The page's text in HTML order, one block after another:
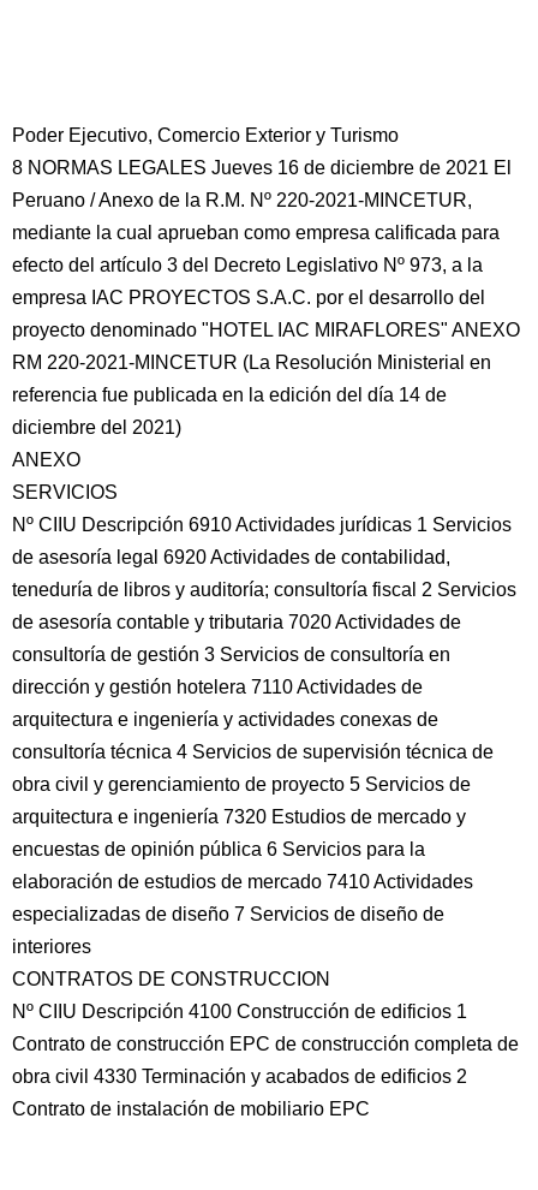
Poder Ejecutivo, Comercio Exterior y Turismo
8 NORMAS LEGALES Jueves 16 de diciembre de 2021 El
Peruano / Anexo de la R.M. Nº 220-2021-MINCETUR,
mediante la cual aprueban como empresa calificada para
efecto del artículo 3 del Decreto Legislativo Nº 973, a la
empresa IAC PROYECTOS S.A.C. por el desarrollo del
proyecto denominado "HOTEL IAC MIRAFLORES" ANEXO
RM 220-2021-MINCETUR (La Resolución Ministerial en
referencia fue publicada en la edición del día 14 de
diciembre del 2021)
ANEXO
SERVICIOS
Nº CIIU Descripción 6910 Actividades jurídicas 1 Servicios
de asesoría legal 6920 Actividades de contabilidad,
teneduría de libros y auditoría; consultoría fiscal 2 Servicios
de asesoría contable y tributaria 7020 Actividades de
consultoría de gestión 3 Servicios de consultoría en
dirección y gestión hotelera 7110 Actividades de
arquitectura e ingeniería y actividades conexas de
consultoría técnica 4 Servicios de supervisión técnica de
obra civil y gerenciamiento de proyecto 5 Servicios de
arquitectura e ingeniería 7320 Estudios de mercado y
encuestas de opinión pública 6 Servicios para la
elaboración de estudios de mercado 7410 Actividades
especializadas de diseño 7 Servicios de diseño de
interiores
CONTRATOS DE CONSTRUCCION
Nº CIIU Descripción 4100 Construcción de edificios 1
Contrato de construcción EPC de construcción completa de
obra civil 4330 Terminación y acabados de edificios 2
Contrato de instalación de mobiliario EPC